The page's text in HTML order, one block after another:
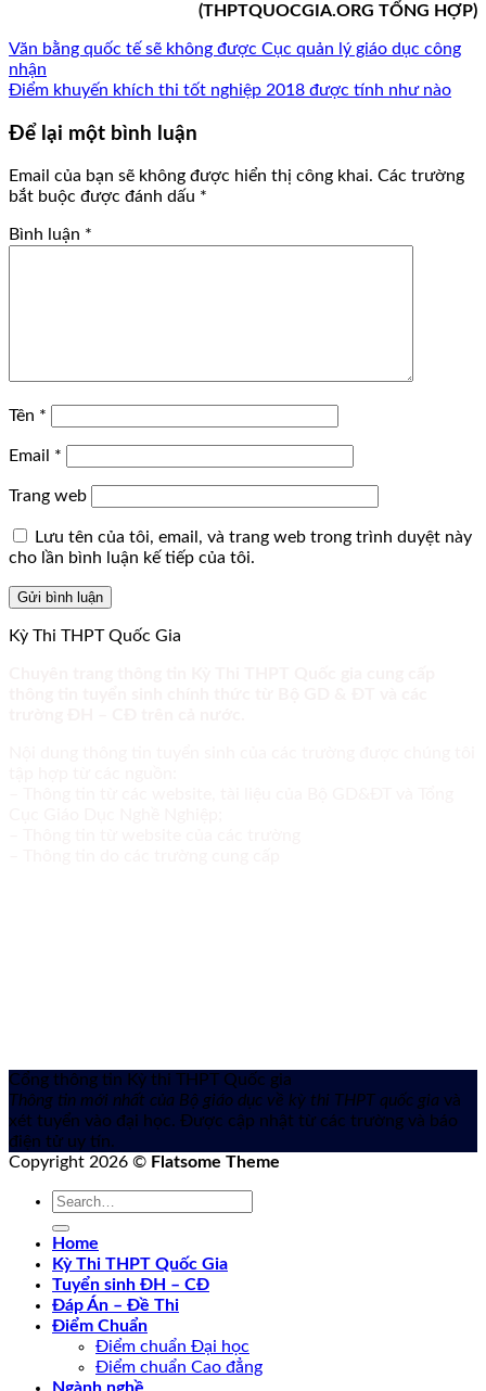
(THPTQUOCGIA.ORG TỔNG HỢP)
Văn bằng quốc tế sẽ không được Cục quản lý giáo dục công
nhận
Điểm khuyến khích thi tốt nghiệp 2018 được tính như nào
Để lại một bình luận
Email của bạn sẽ không được hiển thị công khai. Các trường
bắt buộc được đánh dấu *
Bình luận *
Tên *
Email *
Trang web
Lưu tên của tôi, email, và trang web trong trình duyệt này
cho lần bình luận kế tiếp của tôi.
Kỳ Thi THPT Quốc Gia
Cổng thông tin Kỳ thi THPT Quốc gia
Thông tin mới nhất của Bộ giáo dục về kỳ thi THPT quốc gia và
xét tuyển vào đại học. Được cập nhật từ các trường và báo
điện tử uy tín.
Copyright 2026 © Flatsome Theme
Home
Kỳ Thi THPT Quốc Gia
Tuyển sinh ĐH – CĐ
Đáp Án – Đề Thi
Điểm Chuẩn
Điểm chuẩn Đại học
Điểm chuẩn Cao đẳng